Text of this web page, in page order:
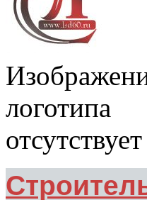
логотипа
отсутствует